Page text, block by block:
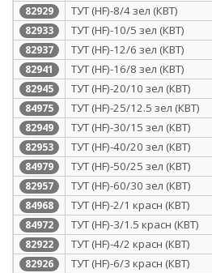
82929 ТУТ (HF)-8/4 зел (КВТ)
82933 ТУТ (HF)-10/5 зел (КВТ)
82937 ТУТ (HF)-12/6 зел (КВТ)
82941 ТУТ (HF)-16/8 зел (КВТ)
82945 ТУТ (HF)-20/10 зел (КВТ)
84975 ТУТ (HF)-25/12.5 зел (КВТ)
82949 ТУТ (HF)-30/15 зел (КВТ)
82953 ТУТ (HF)-40/20 зел (КВТ)
84979 ТУТ (HF)-50/25 зел (КВТ)
82957 ТУТ (HF)-60/30 зел (КВТ)
84968 ТУТ (HF)-2/1 красн (КВТ)
84972 ТУТ (HF)-3/1.5 красн (КВТ)
82922 ТУТ (HF)-4/2 красн (КВТ)
82926 ТУТ (HF)-6/3 красн (КВТ)